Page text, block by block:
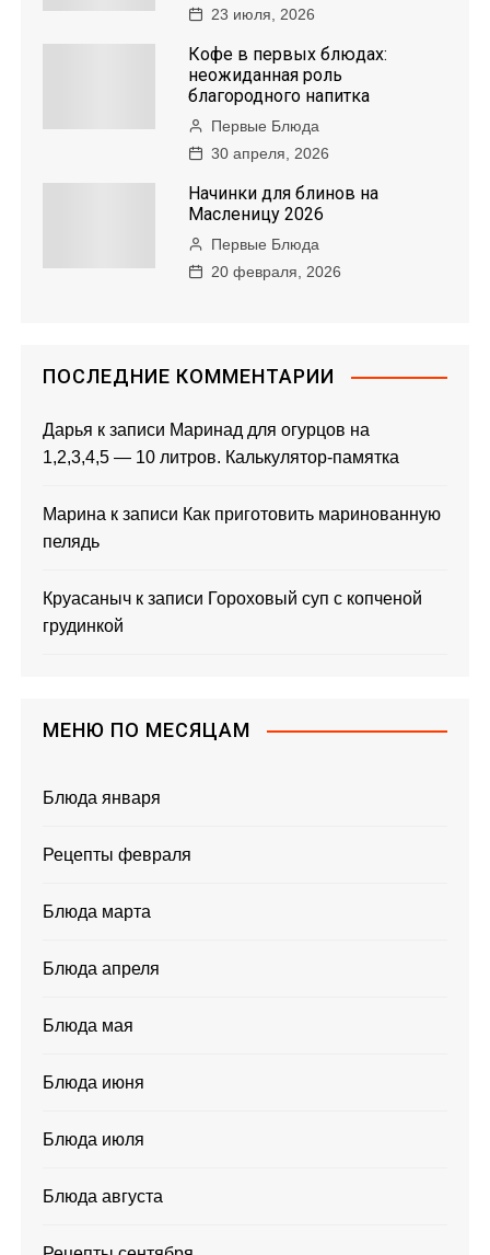
23 июля, 2026
Кофе в первых блюдах:
неожиданная роль
благородного напитка
Первые Блюда
30 апреля, 2026
Начинки для блинов на
Масленицу 2026
Первые Блюда
20 февраля, 2026
ПОСЛЕДНИЕ КОММЕНТАРИИ
Дарья к записи Маринад для огурцов на
1,2,3,4,5 — 10 литров. Калькулятор-памятка
Марина к записи Как приготовить маринованную
пелядь
Круасаныч к записи Гороховый суп с копченой
грудинкой
МЕНЮ ПО МЕСЯЦАМ
Блюда января
Рецепты февраля
Блюда марта
Блюда апреля
Блюда мая
Блюда июня
Блюда июля
Блюда августа